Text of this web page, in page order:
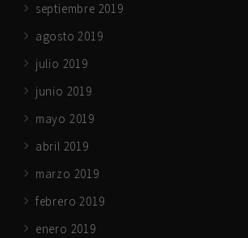
septiembre 2019
agosto 2019
julio 2019
junio 2019
mayo 2019
abril 2019
marzo 2019
febrero 2019
enero 2019